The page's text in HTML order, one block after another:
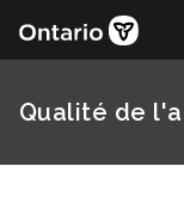
Qualité de